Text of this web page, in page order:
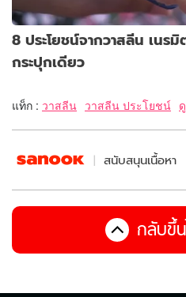
8 ประโยชน์จากวาสลีน เนร
กระปุกเดียว
แท็ก : วาสลีน วาสลีน ประโยชน์
สนับสนุนเนื้อหา
กลับขึ้